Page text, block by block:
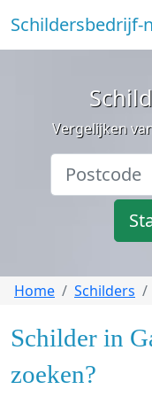
Schildersbedrijf-
Vergelijken
Home Schilders
Schilder in
zoeken?